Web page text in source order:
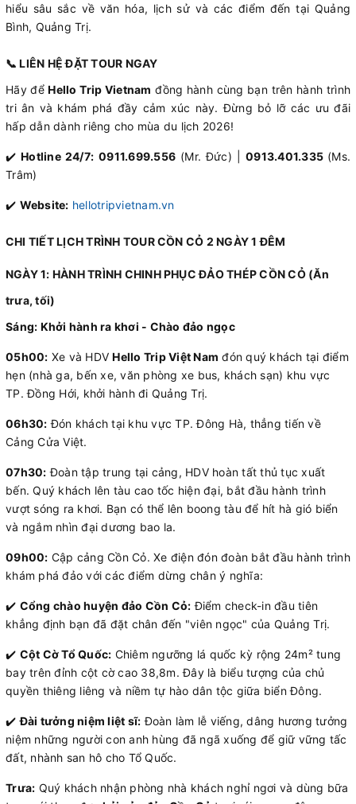
hiểu sâu sắc về văn hóa, lịch sử và các điểm đến tại Quảng
Bình, Quảng Trị.
📞 LIÊN HỆ ĐẶT TOUR NGAY
Hãy đểHello Trip Vietnam đồng hành cùng bạn trên hành trình
tri ân và khám phá đầy cảm xúc này. Đừng bỏ lỡ các ưu đãi
hấp dẫn dành riêng cho mùa du lịch 2026!
✔️Hotline 24/7: 0911.699.556 (Mr. Đức) |0913.401.335 (Ms.
Trâm)
✔️ Website: hellotripvietnam.vn
CHI TIẾT LỊCH TRÌNH TOUR CỒN CỎ 2 NGÀY 1 ĐÊM
NGÀY 1: HÀNH TRÌNH CHINH PHỤC ĐẢO THÉP CỒN CỎ (Ăn
trưa, tối)
Sáng: Khởi hành ra khơi - Chào đảo ngọc
05h00: Xe và HDVHello Trip Việt Nam đón quý khách tại điểm
hẹn (nhà ga, bến xe, văn phòng xe bus, khách sạn) khu vực
TP. Đồng Hới, khởi hành đi Quảng Trị.
06h30: Đón khách tại khu vực TP. Đông Hà, thẳng tiến về
Cảng Cửa Việt.
07h30: Đoàn tập trung tại cảng, HDV hoàn tất thủ tục xuất
bến. Quý khách lên tàu cao tốc hiện đại, bắt đầu hành trình
vượt sóng ra khơi. Bạn có thể lên boong tàu để hít hà gió biển
và ngắm nhìn đại dương bao la.
09h00: Cập cảng Cồn Cỏ. Xe điện đón đoàn bắt đầu hành trình
khám phá đảo với các điểm dừng chân ý nghĩa:
✔️ Cổng chào huyện đảo Cồn Cỏ: Điểm check-in đầu tiên
khẳng định bạn đã đặt chân đến "viên ngọc" của Quảng Trị.
✔️ Cột Cờ Tổ Quốc: Chiêm ngưỡng lá quốc kỳ rộng 24m² tung
bay trên đỉnh cột cờ cao 38,8m. Đây là biểu tượng của chủ
quyền thiêng liêng và niềm tự hào dân tộc giữa biển Đông.
✔️Đài tưởng niệm liệt sĩ: Đoàn làm lễ viếng, dâng hương tưởng
niệm những người con anh hùng đã ngã xuống để giữ vững tấc
đất, nhành san hô cho Tổ Quốc.
Trưa: Quý khách nhận phòng nhà khách nghỉ ngơi và dùng bữa